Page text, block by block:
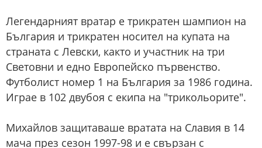
Легендарният вратар е трикратен шампион на
България и трикратен носител на купата на
страната с Левски, както и участник на три
Световни и едно Европейско първенство.
Футболист номер 1 на България за 1986 година.
Играе в 102 двубоя с екипа на "трикольорите".
Михайлов защитаваше вратата на Славия в 14
мача през сезон 1997-98 и е свързан с